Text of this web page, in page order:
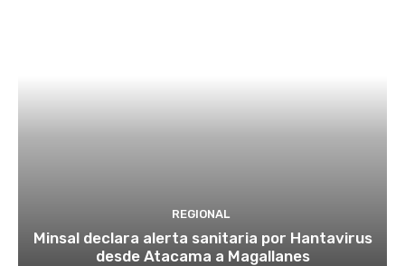
REGIONAL
Minsal declara alerta sanitaria por Hantavirus
desde Atacama a Magallanes